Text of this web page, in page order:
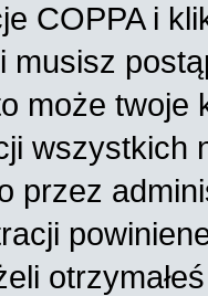
COPPA i
musisz
może twoje
wszystkich
przez